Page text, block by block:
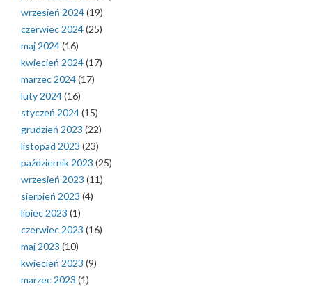
wrzesień 2024(19)
czerwiec 2024(25)
maj 2024(16)
kwiecień 2024(17)
marzec 2024(17)
luty 2024(16)
styczeń 2024(15)
grudzień 2023 (22)
listopad 2023 (23)
październik 2023 (25)
wrzesień 2023 (11)
sierpień 2023 (4)
lipiec 2023 (1)
czerwiec 2023 (16)
maj 2023 (10)
kwiecień 2023 (9)
marzec 2023 (1)